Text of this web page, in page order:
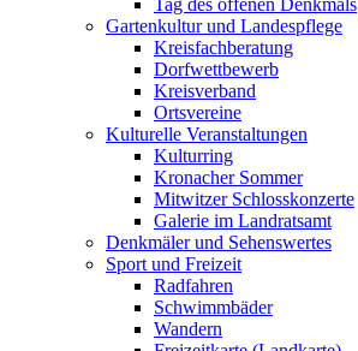
Tag des offenen Denkmals
Gartenkultur und Landespflege
Kreisfachberatung
Dorfwettbewerb
Kreisverband
Ortsvereine
Kulturelle Veranstaltungen
Kulturring
Kronacher Sommer
Mitwitzer Schlosskonzerte
Galerie im Landratsamt
Denkmäler und Sehenswertes
Sport und Freizeit
Radfahren
Schwimmbäder
Wandern